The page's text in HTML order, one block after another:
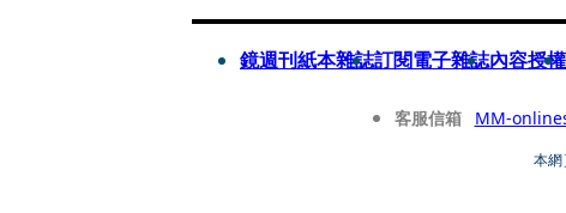
鏡週刊紙本雜誌訂閱電子雜誌內容授權
客服信箱 MM-
本